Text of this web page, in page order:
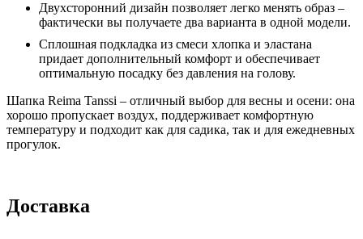
Двухсторонний дизайн позволяет легко менять образ –
фактически вы получаете два варианта в одной модели.
Сплошная подкладка из смеси хлопка и эластана
придает дополнительный комфорт и обеспечивает
оптимальную посадку без давления на голову.
Шапка Reima Tanssi – отличный выбор для весны и осени: она
хорошо пропускает воздух, поддерживает комфортную
температуру и подходит как для садика, так и для ежедневных
прогулок.
Доставка